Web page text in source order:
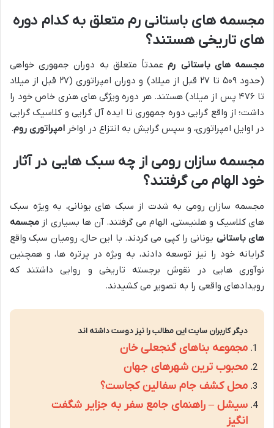
مجسمه های باستانی رم متعلق به کدام دوره
های تاریخی هستند؟
مجسمه های باستانی رمعمدتاً متعلق به دوران جمهوری خواهی
(حدود ۵۰۹ تا ۲۷ قبل از میلاد) و دوران امپراتوری (۲۷ قبل از میلاد
تا ۴۷۶ پس از میلاد) هستند. هر دوره ویژگی های هنری خاص خود را
داشت؛ از واقع گرایی دوره جمهوری تا ایده آل گرایی و کلاسیک گرایی
در اوایل امپراتوری، و سپس گرایش به انتزاع در اواخر امپراتوری روم.
مجسمه سازان رومی از چه سبک هایی در آثار
خود الهام می گرفتند؟
مجسمه سازان رومی به شدت از سبک های یونانی، به ویژه سبک
های کلاسیک و هلنیستی، الهام می گرفتند. آن ها بسیاری از مجسمه
های باستانی یونانی را کپی می کردند. با این حال، رومیان سبک واقع
گرایانه خود را نیز توسعه دادند، به ویژه در پرتره ها، و همچنین
نوآوری هایی در نقوش برجسته تاریخی و روایی داشتند که
رویدادهای واقعی را به تصویر می کشیدند.
دیگر کاربران سایت این مطالب را نیز دوست داشته اند
مجموعه بناهای گنجعلی خان
محبوب ترین شهرهای جهان
محل کشف جام سفالین کجاست؟
سیشل – راهنمای جامع سفر به جزایر شگفت
انگیز